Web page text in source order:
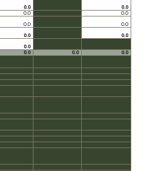
0.0
0.0
0.0
0.0
0.0
0.0
0.0
0.0
0.0
0.0 0.0
0.0